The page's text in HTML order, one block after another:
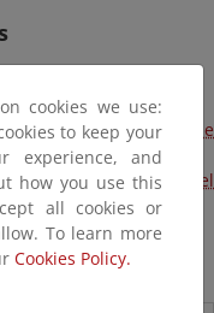
de Arnao (Castropol)
de Aguilar (Muros de
costero de Luanco, en el
de Portiello (Llanes)
La Capilla (Llanes)
cookies we use:
to keep your
experience, and
how you use this
all cookies or
To learn more
Cookies Policy.